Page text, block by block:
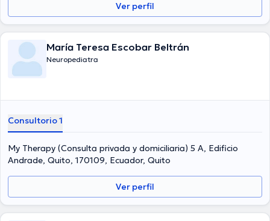
Ver perfil
María Teresa Escobar Beltrán
Neuropediatra
Consultorio 1
My Therapy (Consulta privada y domiciliaria) 5 A, Edificio
Andrade, Quito, 170109, Ecuador, Quito
Ver perfil